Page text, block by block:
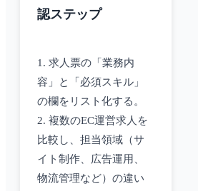
認ステップ
1. 求人票の「業務内
容」と「必須スキル」
の欄をリスト化する。
2. 複数のEC運営求人を
比較し、担当領域（サ
イト制作、広告運用、
物流管理など）の違い